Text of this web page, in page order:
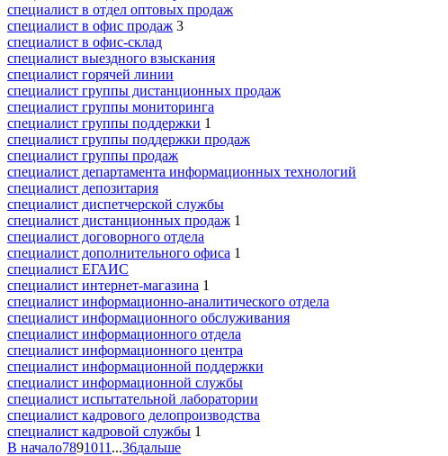
специалист в отдел оптовых продаж
специалист в офис продаж 3
специалист в офис-склад
специалист выездного взыскания
специалист горячей линии
специалист группы дистанционных продаж
специалист группы мониторинга
специалист группы поддержки 1
специалист группы поддержки продаж
специалист группы продаж
специалист департамента информационных технологий
специалист депозитария
специалист диспетчерской службы
специалист дистанционных продаж 1
специалист договорного отдела
специалист дополнительного офиса 1
специалист ЕГАИС
специалист интернет-магазина 1
специалист информационно-аналитического отдела
специалист информационного обслуживания
специалист информационного отдела
специалист информационного центра
специалист информационной поддержки
специалист информационной службы
специалист испытательной лаборатории
специалист кадрового делопроизводства
специалист кадровой службы 1
В начало7891011 ...36дальше